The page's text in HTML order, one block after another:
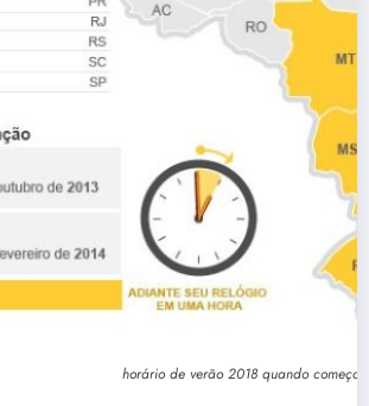
horário de verão 2018 quando começa